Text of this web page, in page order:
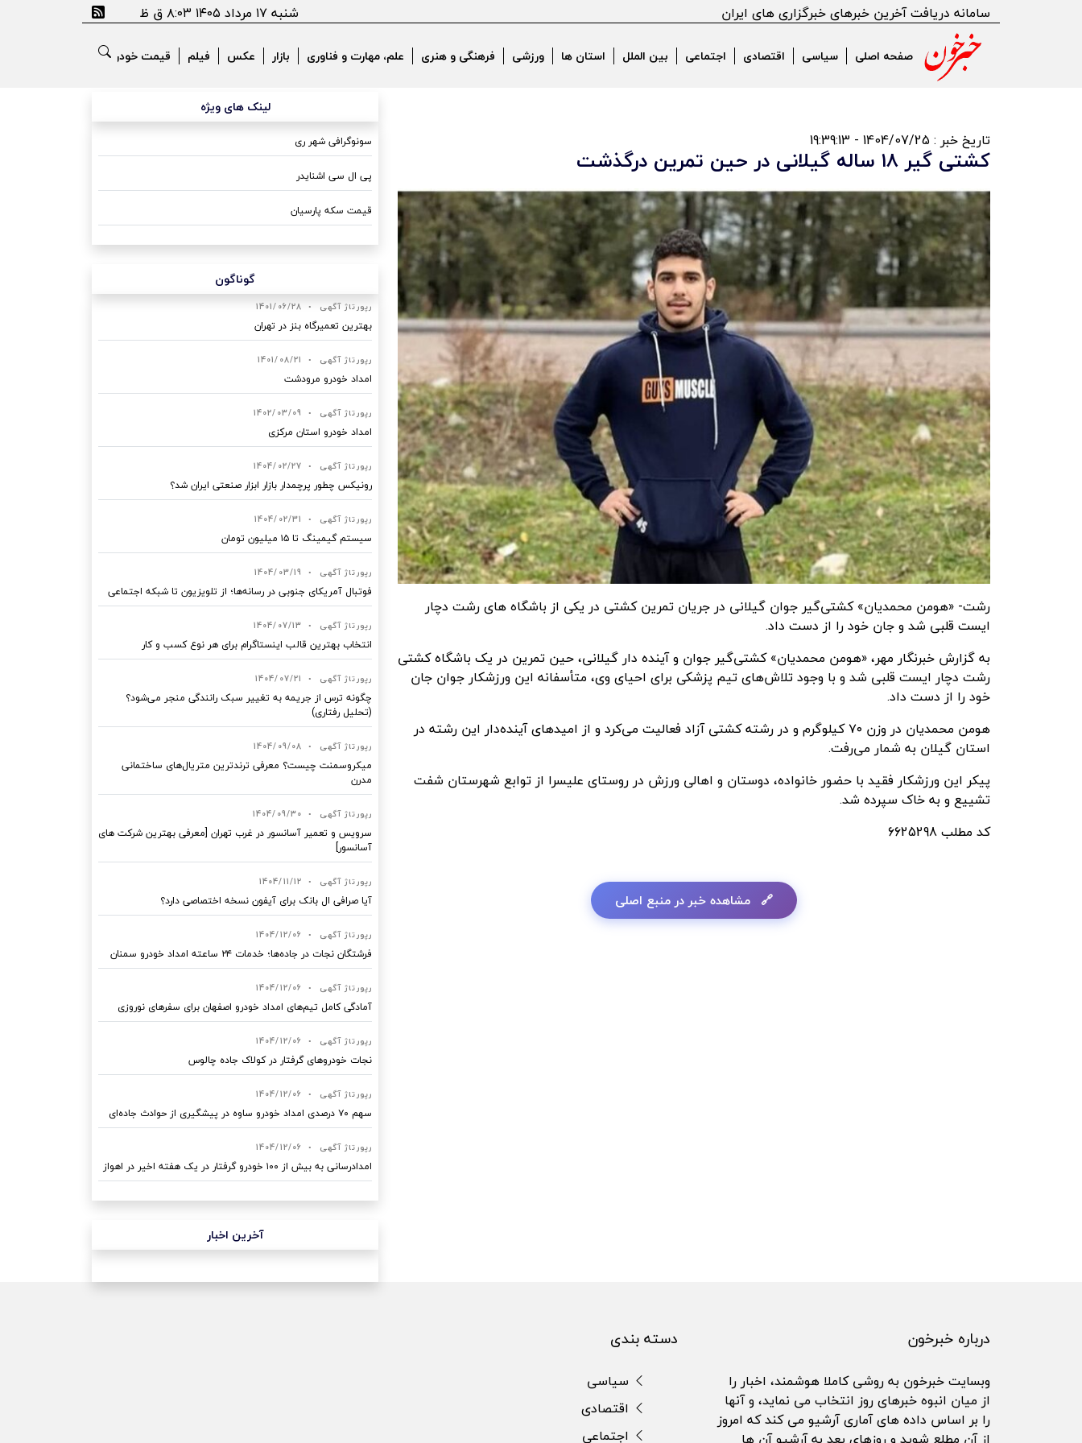
سامانه دریافت آخرین خبرهای خبرگزاری های ایران شنبه ۱۷ مرداد ۱۴۰۵ ۸:۰۳ ق ظ
صفحه اصلی سیاسی اقتصادی اجتماعی بین الملل استان ها ورزشی فرهنگی و هنری علم، مهارت و فناوری بازار عکس فیلم قیمت خودرو
تاریخ خبر : 1404/07/25 - 19:39:13
کشتی گیر ۱۸ ساله گیلانی در حین تمرین درگذشت
رشت- «هومن محمدیان» کشتی‌گیر جوان گیلانی در جریان تمرین کشتی در یکی از باشگاه های رشت دچار
ایست قلبی شد و جان خود را از دست داد.
به گزارش خبرنگار مهر، «هومن محمدیان» کشتی‌گیر جوان و آینده دار گیلانی، حین تمرین در یک باشگاه کشتی
رشت دچار ایست قلبی شد و با وجود تلاش‌های تیم پزشکی برای احیای وی، متأسفانه این ورزشکار جوان جان
خود را از دست داد.
هومن محمدیان در وزن ۷۰ کیلوگرم و در رشته کشتی آزاد فعالیت می‌کرد و از امیدهای آینده‌دار این رشته در
استان گیلان به شمار می‌رفت.
پیکر این ورزشکار فقید با حضور خانواده، دوستان و اهالی ورزش در روستای علیسرا از توابع شهرستان شفت
تشییع و به خاک سپرده شد.
کد مطلب6625298
مشاهده خبر در منبع اصلی
لینک های ویژه
سونوگرافی شهر ری
پی ال سی اشنایدر
قیمت سکه پارسیان
گوناگون
رپورتاژ آگهی •
1401/06/28
بهترین تعمیرگاه بنز در تهران
رپورتاژ آگهی •
1401/08/21
امداد خودرو مرودشت
رپورتاژ آگهی •
1402/03/09
امداد خودرو استان مرکزی
رپورتاژ آگهی •
1404/02/27
رونیکس چطور پرچمدار بازار ابزار صنعتی ایران شد؟
رپورتاژ آگهی •
1404/02/31
سیستم گیمینگ تا ۱۵ میلیون تومان
رپورتاژ آگهی •
1404/03/19
فوتبال آمریکای جنوبی در رسانه‌ها؛ از تلویزیون تا شبکه اجتماعی
رپورتاژ آگهی •
1404/07/13
انتخاب بهترین قالب‌ اینستاگرام برای هر نوع کسب‌ و کار
رپورتاژ آگهی •
1404/07/21
چگونه ترس از جریمه به تغییر سبک رانندگی منجر می‌شود؟
(تحلیل رفتاری)
رپورتاژ آگهی •
1404/09/08
میکروسمنت چیست؟ معرفی ترندترین متریال‌های ساختمانی
مدرن
رپورتاژ آگهی •
1404/09/30
سرویس و تعمیر آسانسور در غرب تهران [معرفی بهترین شرکت های
آسانسور]
رپورتاژ آگهی •
1404/11/12
آیا صرافی ال بانک برای آیفون نسخه اختصاصی دارد؟
رپورتاژ آگهی •
1404/12/06
فرشتگان نجات در جاده‌ها؛ خدمات ۲۴ ساعته امداد خودرو سمنان
رپورتاژ آگهی •
1404/12/06
آمادگی کامل تیم‌های امداد خودرو اصفهان برای سفرهای نوروزی
رپورتاژ آگهی •
1404/12/06
نجات خودروهای گرفتار در کولاک جاده چالوس
رپورتاژ آگهی •
1404/12/06
سهم ۷۰ درصدی امداد خودرو ساوه در پیشگیری از حوادث جاده‌ای
رپورتاژ آگهی •
1404/12/06
امدادرسانی به بیش از ۱۰۰ خودرو گرفتار در یک هفته اخیر در اهواز
آخرین اخبار
درباره خبرخون
وبسایت خبرخون به روشی کاملا هوشمند، اخبار را
از میان انبوه خبرهای روز انتخاب می نماید، و آنها
را بر اساس داده های آماری آرشیو می کند که امروز
دسته بندی
سیاسی
اقتصادی
اجتماعی